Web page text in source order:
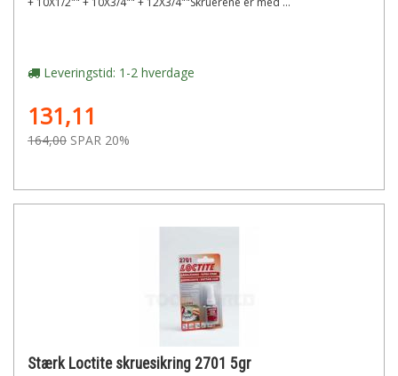
Leveringstid: 1-2 hverdage
131,11
164,00 SPAR 20%
Stærk Loctite skruesikring 2701 5gr